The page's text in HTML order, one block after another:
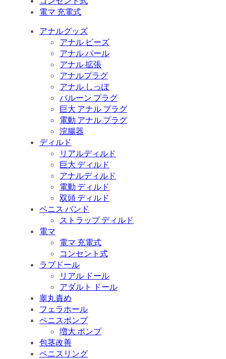
電マ 充電式
アナルグッズ
アナル ビーズ
アナル パール
アナル 拡張
アナルプラグ
アナル しっぽ
バルーン プラグ
巨大 アナル プラグ
電動 アナル プラグ
浣腸器
ディルド
リアルディルド
巨大 ディルド
アナルディルド
電動 ディルド
双頭 ディルド
ペニス バンド
ストラップ ディルド
電マ
電マ 充電式
コンセント式
ラブドール
リアル ドール
アダルト ドール
睾丸責め
フェラホール
ペニスポンプ
増大 ポンプ
包茎改善
ペニスリング